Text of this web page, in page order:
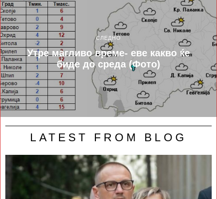
СЛЕДНО
Утре магливо време- еве какво ќе
биде до среда (Фото)
LATEST FROM BLOG